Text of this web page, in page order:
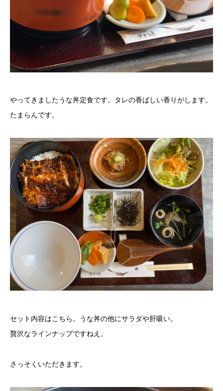
やってきましたうな丼定食です。タレの香ばしい香りがします。
たまらんです。
セット内容はこちら。うな丼の他にサラダや肝吸い。
贅沢なラインナップですねえ。
さっそくいただきます。